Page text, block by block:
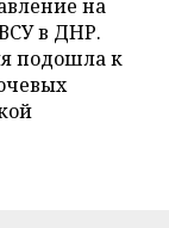
на
в ДНР.
подошла к